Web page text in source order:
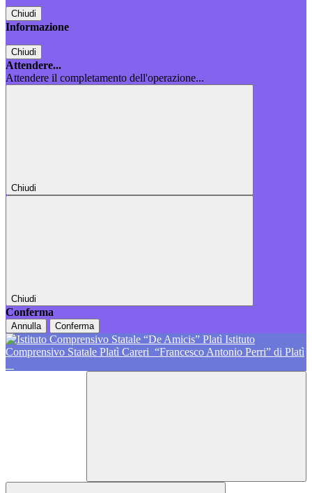
Chiudi
Informazione
Chiudi
Attendere...
Attendere il completamento dell'operazione...
Chiudi
Chiudi
Conferma
Annulla Conferma
Istituto
Comprensivo Statale Platì Careri “Francesco Antonio Perri” di Platì